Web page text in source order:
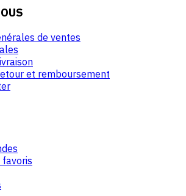
de ventes
et remboursement